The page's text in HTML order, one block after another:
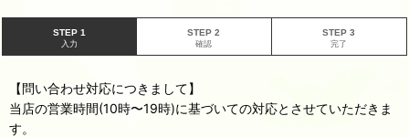
STEP 1
入力
STEP 2
確認
STEP 3
完了
【問い合わせ対応につきまして】
当店の営業時間(10時〜19時)に基づいての対応とさせていただきま
す。